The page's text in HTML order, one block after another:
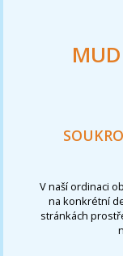
V naší ordinaci
na konkrétní
stránkách